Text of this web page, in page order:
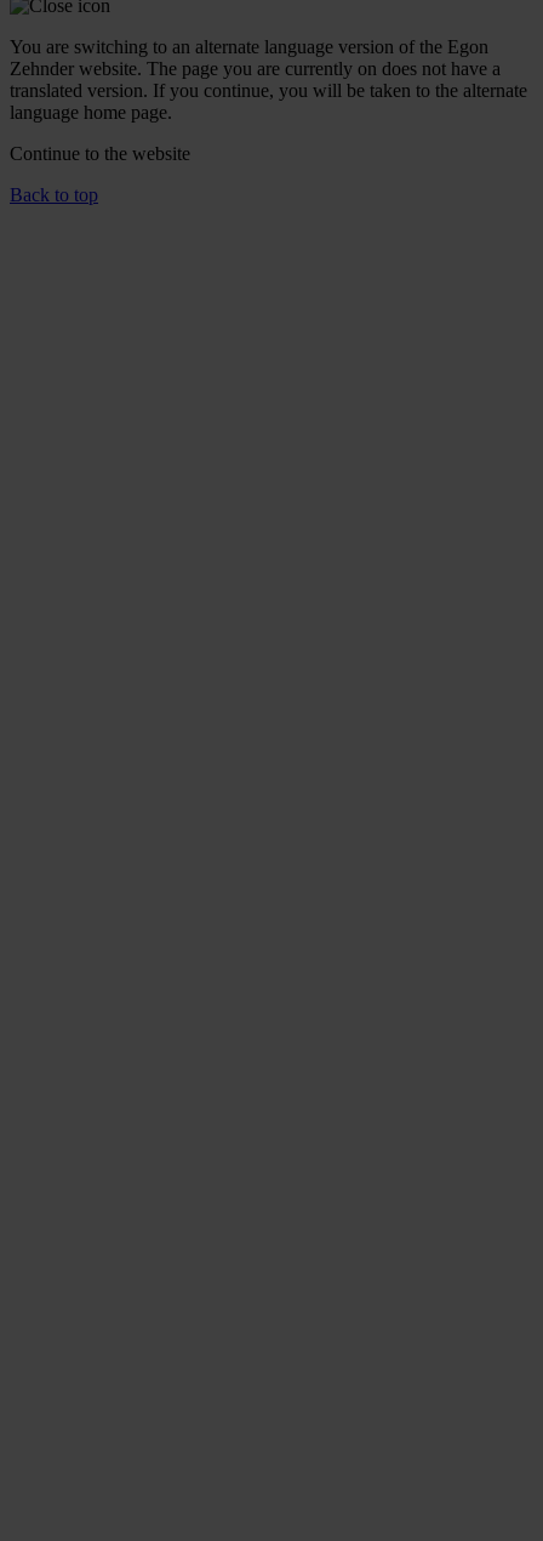
You are switching to an alternate language version of the Egon
Zehnder website. The page you are currently on does not have a
translated version. If you continue, you will be taken to the alternate
language home page.
Continue to the website
Back to top